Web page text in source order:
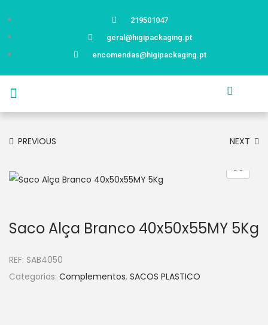
219501047
geral@higipackaging.pt
encomendas@higipackaging.pt
PREVIOUS NEXT
Saco Alça Branco 40x50x55MY 5Kg
REF: SAB4050
Categorias: Complementos, SACOS PLASTICO